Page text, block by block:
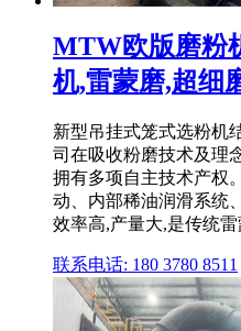
MTW欧版磨粉
机,雷蒙磨,超细
新型吊挂式笼式选粉机
司在吸收粉磨技术及理
拥有多项自主技术产权
动、内部稀油润滑系统
效率高,产量大,是传统
联系电话: 180 3780 8511